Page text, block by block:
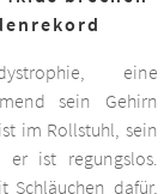
eine
sein Gehirn
im Rollstuhl, sein
er ist regungslos.
Schläuchen dafür,